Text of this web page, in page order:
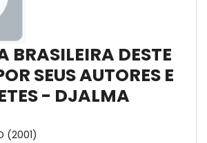
BRASILEIRA DESTE
SEUS AUTORES E
- DJALMA
(2001)